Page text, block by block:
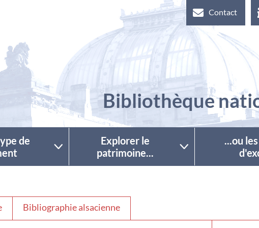
Contact
Bibliothèque
de
Explorer le
patrimoine...
...ou
Bibliographie alsacienne